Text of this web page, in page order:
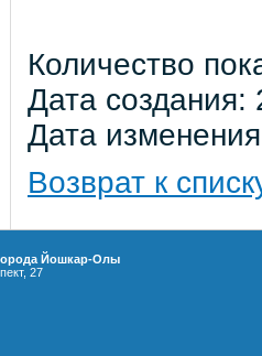
Количество
Дата создания:
Дата
Возврат к
Йошкар-Олы
27